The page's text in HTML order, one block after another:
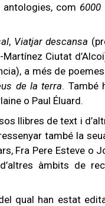
com
, Viatjar descansa
Ciutat
a més de
de la terra. També
o Paul Éluard.
llibres de text i
també la
Fra Pere Esteve o
àmbits de
qual han estat